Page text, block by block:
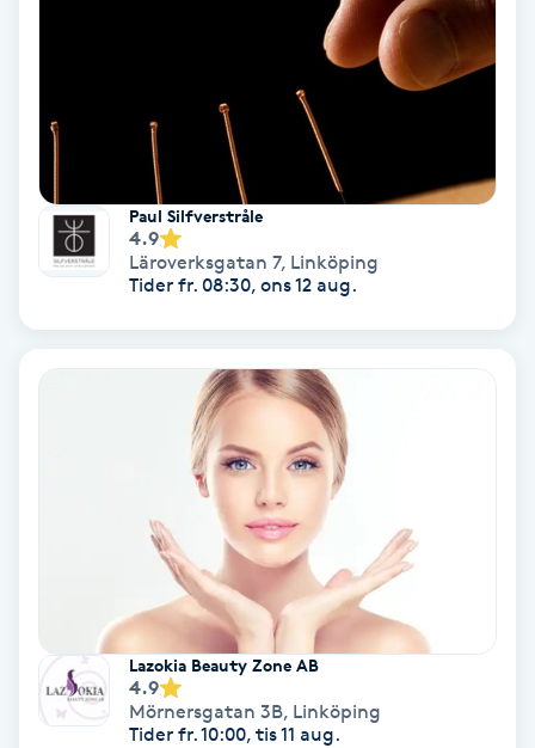
Gravidyoga
Gruppträning
Gua Sha-massage
HIFU
Hollywood Peel
Paul Silfverstråle
4.9
Läroverksgatan 7, Linköping
Tider fr. 08:30, ons 12 aug.
Lazokia Beauty Zone AB
4.9
Mörnersgatan 3B, Linköping
Tider fr. 10:00, tis 11 aug.